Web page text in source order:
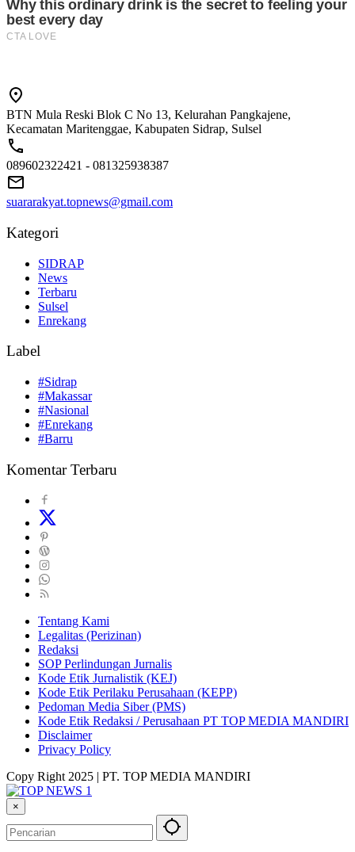
BTN Mula Reski Blok C No 13, Kelurahan Pangkajene,
Kecamatan Maritenggae, Kabupaten Sidrap, Sulsel
089602322421 - 081325938387
suararakyat.topnews@gmail.com
Kategori
SIDRAP
News
Terbaru
Sulsel
Enrekang
Label
#Sidrap
#Makassar
#Nasional
#Enrekang
#Barru
Komentar Terbaru
Tentang Kami
Legalitas (Perizinan)
Redaksi
SOP Perlindungan Jurnalis
Kode Etik Jurnalistik (KEJ)
Kode Etik Perilaku Perusahaan (KEPP)
Pedoman Media Siber (PMS)
Kode Etik Redaksi / Perusahaan PT TOP MEDIA MANDIRI
Disclaimer
Privacy Policy
Copy Right 2025 | PT. TOP MEDIA MANDIRI
×